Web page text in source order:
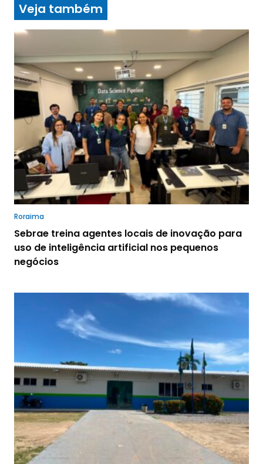
Veja também
Roraima
Sebrae treina agentes locais de inovação para
uso de inteligência artificial nos pequenos
negócios